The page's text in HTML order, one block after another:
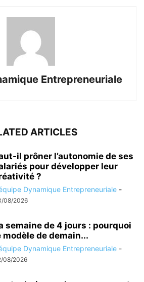
Entrepreneuriale
ARTICLES
il prôner l’autonomie de ses
pour développer leur
?
Dynamique Entrepreneuriale -
08/2026
semaine de 4 jours : pourquoi
modèle de demain...
Dynamique Entrepreneuriale -
08/2026